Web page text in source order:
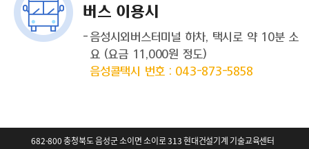
버스 이용시
음성시외버스터미널 하차, 택시로 약 10분 소
요 (요금 11,000원 정도)
음성콜택시 번호 : 043-873-5858
682-800 충청북도 음성군 소이면 소이로 313 현대건설기계 기술교육센터